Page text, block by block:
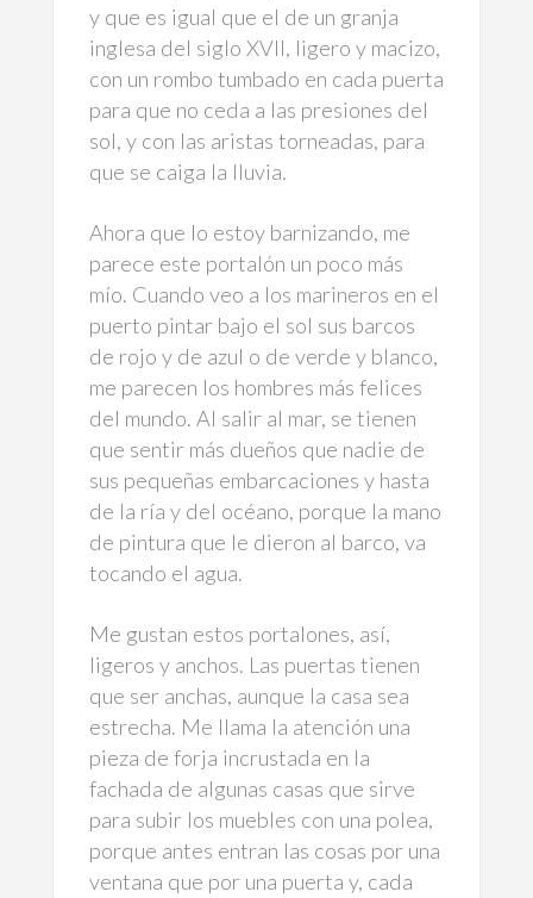
y que es igual que el de un granja
inglesa del siglo XVII, ligero y macizo,
con un rombo tumbado en cada puerta
para que no ceda a las presiones del
sol, y con las aristas torneadas, para
que se caiga la lluvia.
Ahora que lo estoy barnizando, me
parece este portalón un poco más
mío. Cuando veo a los marineros en el
puerto pintar bajo el sol sus barcos
de rojo y de azul o de verde y blanco,
me parecen los hombres más felices
del mundo. Al salir al mar, se tienen
que sentir más dueños que nadie de
sus pequeñas embarcaciones y hasta
de la ría y del océano, porque la mano
de pintura que le dieron al barco, va
tocando el agua.
Me gustan estos portalones, así,
ligeros y anchos. Las puertas tienen
que ser anchas, aunque la casa sea
estrecha. Me llama la atención una
pieza de forja incrustada en la
fachada de algunas casas que sirve
para subir los muebles con una polea,
porque antes entran las cosas por una
ventana que por una puerta y, cada